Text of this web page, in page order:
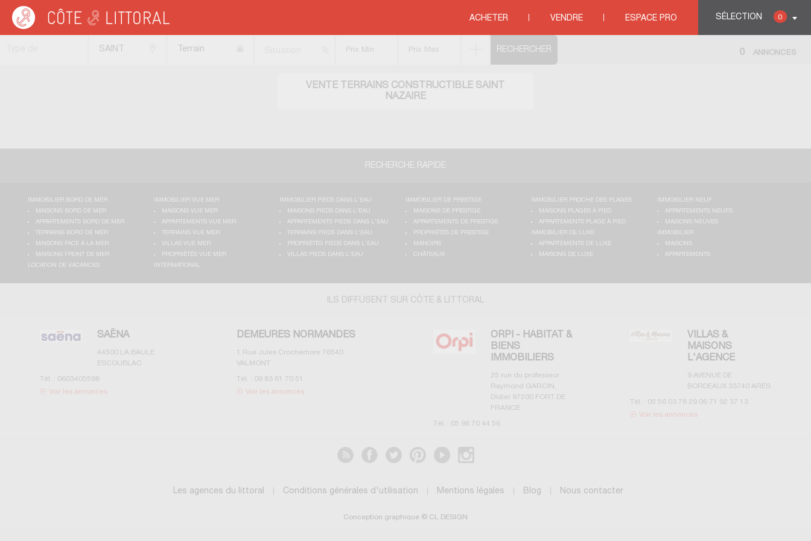
SÉLECTION 0
ACHETER VENDRE ESPACE PRO
Côte & Littoral > Immobilier bord de mer>Terrains bord de mer
VENTE TERRAINS CONSTRUCTIBLE SAINT
NAZAIRE
SAINT
Terrain
0 ANNONCES
RECHERCHE RAPIDE
IMMOBILIER BORD DE MER
MAISONS BORD DE MER
APPARTEMENTS BORD DE MER
TERRAINS BORD DE MER
MAISONS FACE À LA MER
MAISONS FRONT DE MER
IMMOBILIER VUE MER
MAISONS VUE MER
APPARTEMENTS VUE MER
TERRAINS VUE MER
VILLAS VUE MER
PROPRIÉTÉS VUE MER
IMMOBILIER PIEDS DANS L'EAU
MAISONS PIEDS DANS L'EAU
APPARTEMENTS PIEDS DANS L'EAU
TERRAINS PIEDS DANS L'EAU
PROPRIÉTÉS PIEDS DANS L'EAU
VILLAS PIEDS DANS L'EAU
IMMOBILIER DE PRESTIGE
MAISONS DE PRESTIGE
APPARTEMENTS DE PRESTIGE
PROPRIÉTÉS DE PRESTIGE
MANOIRS
CHÂTEAUX
IMMOBILIER PROCHE DES PLAGES
MAISONS PLAGES À PIED
APPARTEMENTS PLAGE À PIED
IMMOBILIER NEUF
APPARTEMENTS NEUFS
MAISONS NEUVES
IMMOBILIER DE LUXE
APPARTEMENTS DE LUXE
MAISONS DE LUXE
IMMOBILIER
MAISONS
APPARTEMENTS
LOCATION DE VACANCES
INTERNATIONAL
ILS DIFFUSENT SUR CÔTE & LITTORAL
SAËNA
44500 LA BAULE
ESCOUBLAC
Tél. : 0603405598
Voir les annonces
DEMEURES NORMANDES
1 Rue Jules Crochemore 76540
VALMONT
Tél. : 09 83 61 70 51
Voir les annonces
ORPI - HABITAT &
BIENS
IMMOBILIERS
25 rue du professeur
Raymond GARCIN,
Didier 97200 FORT DE
FRANCE
Tél. : 05 96 70 44 56
VILLAS &
MAISONS
L'AGENCE
9 AVENUE DE
BORDEAUX 33740 ARES
Tél. : 05 56 03 78 29 06 71 92 37 13
Voir les annonces
Les agences du littoral Conditions générales d'utilisation Mentions légales Blog Nous contacter
Conception graphique © CL DESIGN